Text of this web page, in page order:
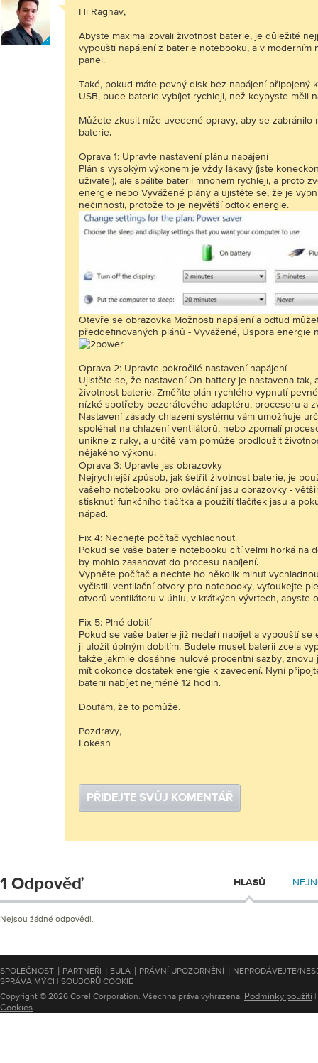
Hi Raghav,
Abyste maximalizovali životnost baterie, je důležité
vypouští napájení z baterie notebooku, a v moderním
panel.
Také, pokud máte pevný disk bez napájení připojený
USB, bude baterie vybíjet rychleji, než kdybyste měli
Můžete zkusit níže uvedené opravy, aby se zabránilo
baterie.
Oprava 1: Upravte nastavení plánu napájení
Plán s vysokým výkonem je vždy lákavý (jste
uživatel), ale spálíte baterii mnohem rychleji, a proto
energie nebo Vyvážené plány a ujistěte se, že je
nečinnosti, protože to je největší odtok energie.
Otevře se obrazovka Možnosti napájení a odtud
předdefinovaných plánů - Vyvážené, Úspora energie
Oprava 2: Upravte pokročilé nastavení napájení
Ujistěte se, že nastavení On battery je nastavena tak,
životnost baterie. Změňte plán rychlého vypnutí
nízké spotřeby bezdrátového adaptéru, procesoru a
Nastavení zásady chlazení systému vám umožňuje
spoléhat na chlazení ventilátorů, nebo zpomalí
unikne z ruky, a určitě vám pomůže prodloužit
nějakého výkonu.
Oprava 3: Upravte jas obrazovky
Nejrychlejší způsob, jak šetřit životnost baterie, je
vašeho notebooku pro ovládání jasu obrazovky -
stisknutí funkčního tlačítka a použití tlačítek jasu a
nápad.
Fix 4: Nechejte počítač vychladnout.
Pokud se vaše baterie notebooku cítí velmi horká na
by mohlo zasahovat do procesu nabíjení.
Vypněte počítač a nechte ho několik minut
vyčistili ventilační otvory pro notebooky, vyfoukejte
otvorů ventilátoru v úhlu, v krátkých vývrtech, abyste
Fix 5: Plné dobití
Pokud se vaše baterie již nedaří nabíjet a vypouští se
ji uložit úplným dobitím. Budete muset baterii zcela
takže jakmile dosáhne nulové procentní sazby,
mít dokonce dostatek energie k zavedení. Nyní
baterii nabíjet nejméně 12 hodin.
Doufám, že to pomůže.
Pozdravy,
Lokesh
PŘIDEJTE SVŮJ KOMENTÁŘ
1 Odpověď HLASŮ
Nejsou žádné odpovědi.
SPOLEČNOST | PARTNEŘI | EULA | PRÁVNÍ UPOZORNĚNÍ | NEPRODÁVEJTE/
SPRÁVA MÝCH SOUBORŮ COOKIE
Copyright © 2026 Corel Corporation. Všechna práva vyhrazena. Podmínky použití|
Cookies